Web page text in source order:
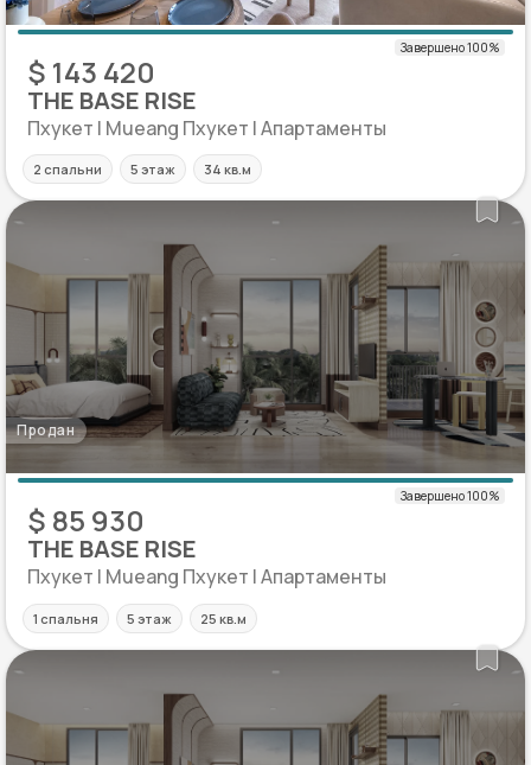
$ 143 420
THE BASE RISE
Пхукет | Mueang Пхукет | Апартаменты
2 спальни 5 этаж 34 кв.м
Продан
$ 85 930
THE BASE RISE
Пхукет | Mueang Пхукет | Апартаменты
1 спальня 5 этаж 25 кв.м